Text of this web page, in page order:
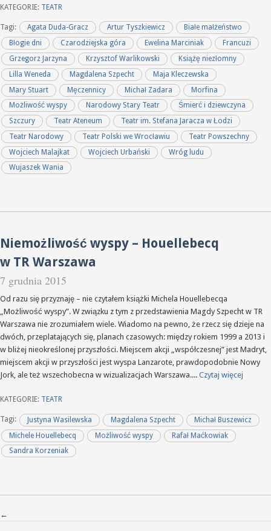
KATEGORIE: TEATR
Tagi: Agata Duda-Gracz Artur Tyszkiewicz
Białe małżeństwo
Błogie dni
Czarodziejska góra Ewelina Marciniak
Francuzi
Grzegorz Jarzyna
Krzysztof Warlikowski
Książę niezłomny
Lilla Weneda
Magdalena Szpecht
Maja Kleczewska
Mary Stuart
Męczennicy Michał Zadara
Morfina
Możliwość wyspy
Narodowy Stary Teatr
Śmierć i dziewczyna
Szczury
Teatr Ateneum
Teatr im. Stefana Jaracza w Łodzi
Teatr Narodowy
Teatr Polski we Wrocławiu
Teatr Powszechny
Wojciech Malajkat
Wojciech Urbański
Wróg ludu
Wujaszek Wania
Niemożliwość wyspy – Houellebecq
w TR Warszawa
7 grudnia 2015
Od razu się przyznaję – nie czytałem książki Michela Houellebecqa
„Możliwość wyspy”. W związku z tym z przedstawienia Magdy Szpecht w TR
Warszawa nie zrozumiałem wiele. Wiadomo na pewno, że rzecz się dzieje na
dwóch, przeplatających się, planach czasowych: między rokiem 1999 a 2013 i
w bliżej nieokreślonej przyszłości. Miejscem akcji „współczesnej” jest Madryt,
miejscem akcji w przyszłości jest wyspa Lanzarote, prawdopodobnie Nowy
Jork, ale też wszechobecna w wizualizacjach Warszawa.... Czytaj więcej
KATEGORIE: TEATR
Tagi: Justyna Wasilewska Magdalena Szpecht
Michał Buszewicz
Michele Houellebecq
Możliwość wyspy
Rafał Maćkowiak
Sandra Korzeniak
Nawigacja po wpisach
←